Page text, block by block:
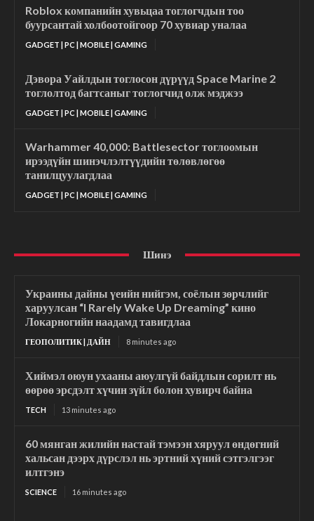
Roblox компанийн хувьцаа тоглогчдын тоо
буурсантай холбоотойгоор 70 хувиар уналаа
GADGET | PC | MOBILE | GAMING
Дэвора Уайлдын тоглосон дүрүүд Space Marine 2
тоглолтод багтсаныг тоглогчид олж мэджээ
GADGET | PC | MOBILE | GAMING
Warhammer 40,000: Battlesector тоглоомын
ирээдүйн шинэчлэлтүүдийн төлөвлөгөө
танилцуулагдлаа
GADGET | PC | MOBILE | GAMING
Шинэ
Украины дайны үеийн нийгэм, соёлын зөрчлийг
харуулсан “I Rarely Wake Up Dreaming” кино
Локарногийн наадамд тавигдлаа
ГЕОПОЛИТИК | ДАЙН 8 minutes ago
Хиймэл оюун ухааны аюулгүй байдлын сорилт нь
өөрөө эрсдэлт хүчин зүйл болон хувирч байна
TECH 13 minutes ago
60 мянган жилийн настай тэмээн хяруул өндөгний
хальсан дээрх дүрслэл нь эртний хүний сэтгэлгээг
илтгэнэ
SCIENCE 16 minutes ago